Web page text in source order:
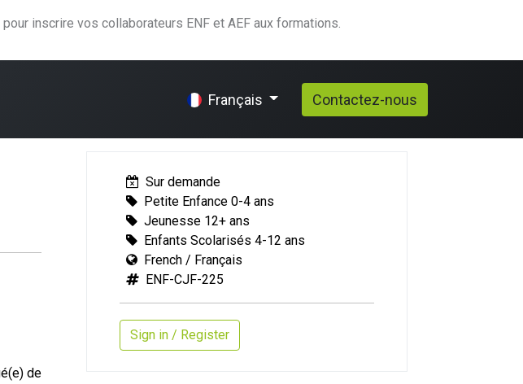
pour inscrire vos collaborateurs ENF et AEF aux formations.
Français Contactez-nous
de
Sur demande
Petite Enfance 0-4 ans
Jeunesse 12+ ans
Enfants Scolarisés 4-12 ans
French / Français
ENF-CJF-225
Sign in / Register